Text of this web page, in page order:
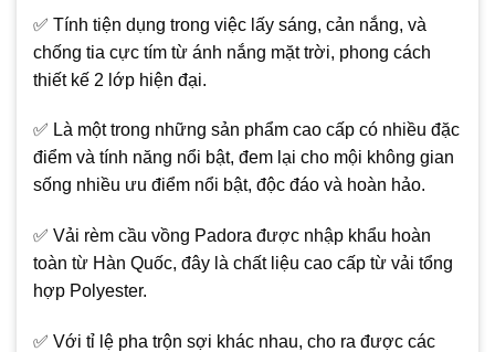
✅ Tính tiện dụng trong việc lấy sáng, cản nắng, và
chống tia cực tím từ ánh nắng mặt trời, phong cách
thiết kế 2 lớp hiện đại.
✅ Là một trong những sản phẩm cao cấp có nhiều đặc
điểm và tính năng nổi bật, đem lại cho mội không gian
sống nhiều ưu điểm nổi bật, độc đáo và hoàn hảo.
✅ Vải rèm cầu vồng Padora được nhập khẩu hoàn
toàn từ Hàn Quốc, đây là chất liệu cao cấp từ vải tổng
hợp Polyester.
✅ Với tỉ lệ pha trộn sợi khác nhau, cho ra được các